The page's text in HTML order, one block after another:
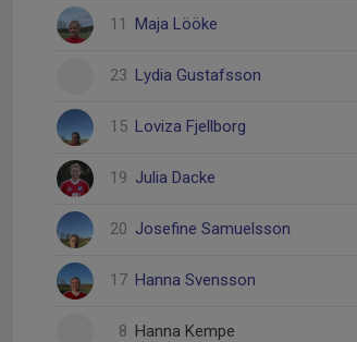
11 Maja Lööke
23 Lydia Gustafsson
15 Loviza Fjellborg
19 Julia Dacke
20 Josefine Samuelsson
17 Hanna Svensson
8 Hanna Kempe